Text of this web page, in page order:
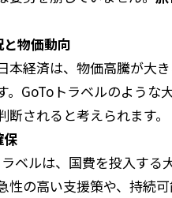
物価動向
本経済は、物価高騰が大
。GoToトラベルのような
断されると考えられます。
保
ベルは、国費を投入する
性の高い支援策や、持続